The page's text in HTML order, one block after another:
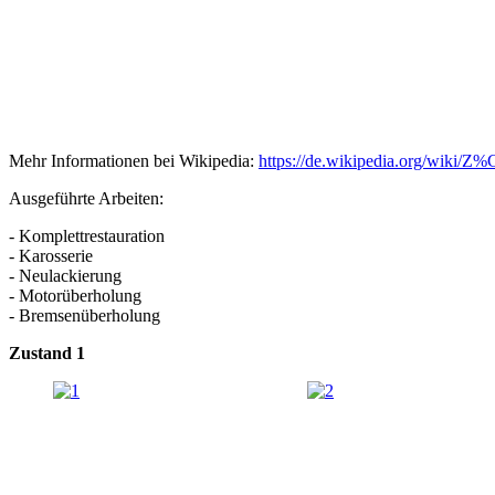
Mehr Informationen bei Wikipedia: https://de.wikipedia.org/wiki/
Ausgeführte Arbeiten:
- Komplettrestauration
- Karosserie
- Neulackierung
- Motorüberholung
- Bremsenüberholung
Zustand 1